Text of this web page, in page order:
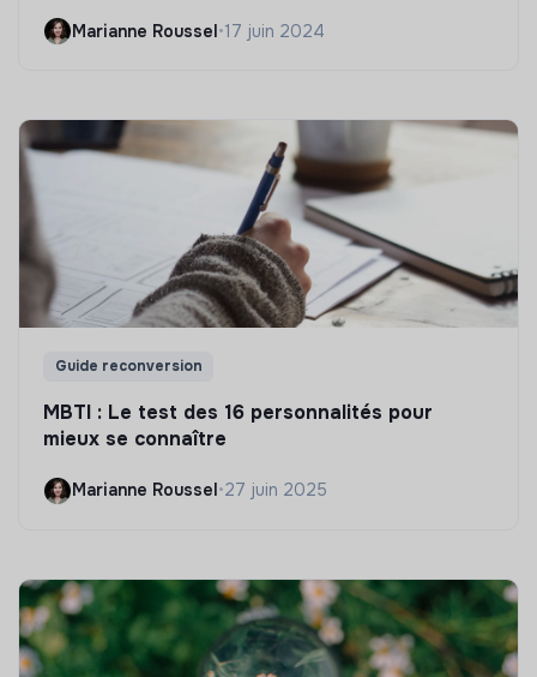
Marianne Roussel•17 juin 2024
Guide reconversion
MBTI : Le test des 16 personnalités pour
mieux se connaître
Marianne Roussel•27 juin 2025